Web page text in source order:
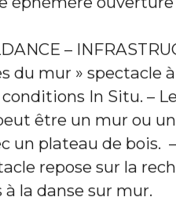
éphémère ouverture
–
du mur » spectacle
In Situ. –
être un mur ou
un plateau de bois.
repose sur la
la danse sur mur.